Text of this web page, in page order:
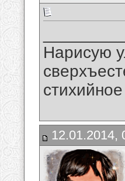
Нарисую
12.01.2014,